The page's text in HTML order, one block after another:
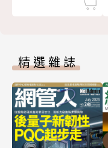
精選雜誌